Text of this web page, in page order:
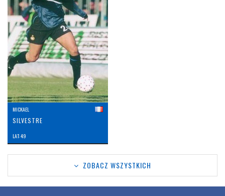
MICKAEL
SILVESTRE
LAT: 49
ZOBACZ WSZYSTKICH